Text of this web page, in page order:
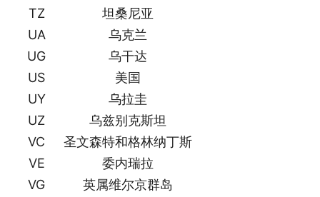
TZ
坦桑尼亚
UA
乌克兰
UG
乌干达
US
美国
UY
乌拉圭
UZ
乌兹别克斯坦
VC
圣文森特和格林纳丁斯
VE
委内瑞拉
VG
英属维尔京群岛